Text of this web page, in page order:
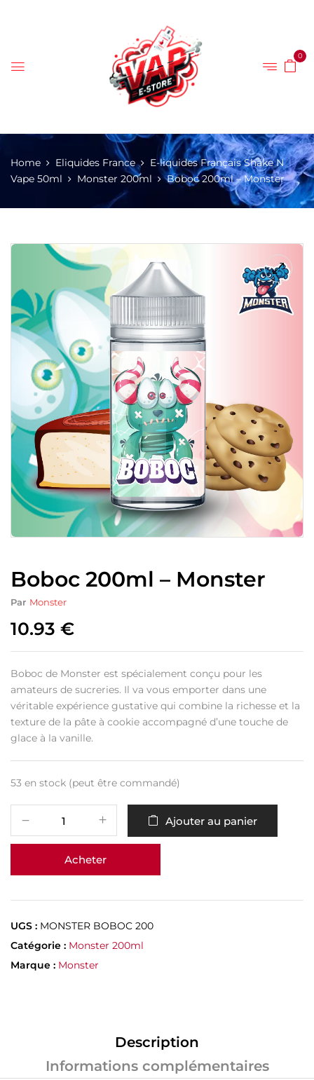
0
Home Eliquides France
E-liquides Français Shake N
Vape 50ml
Monster 200ml Boboc 200ml – Monster
Boboc 200ml – Monster
Par Monster
10.93 €
Boboc de Monster est spécialement conçu pour les
amateurs de sucreries. Il va vous emporter dans une
véritable expérience gustative qui combine la richesse et la
texture de la pâte à cookie accompagné d’une touche de
glace à la vanille.
53 en stock (peut être commandé)
Ajouter au panier
Acheter
UGS : MONSTER BOBOC 200
Catégorie : Monster 200ml
Marque : Monster
Description
Informations complémentaires